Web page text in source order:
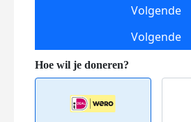
Volgende
Volgende